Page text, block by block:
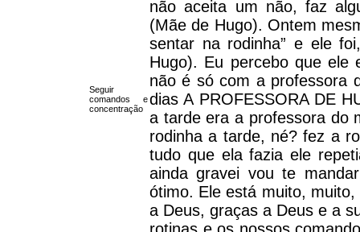
Seguir
comandos e
concentração
não aceita um não, faz
(Mãe de Hugo). Ontem
sentar na rodinha” e ele
Hugo). Eu percebo que ele
não é só com a professora
dias A PROFESSORA DE
a tarde era a professora do
rodinha a tarde, né? fez a
tudo que ela fazia ele
ainda gravei vou te
ótimo. Ele está muito,
a Deus, graças a Deus e a
rotinas e os nossos